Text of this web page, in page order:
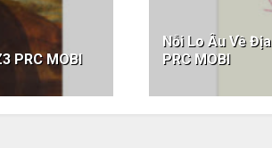
PRC MOBI
Nỗi Lo Âu Về
PRC MOBI